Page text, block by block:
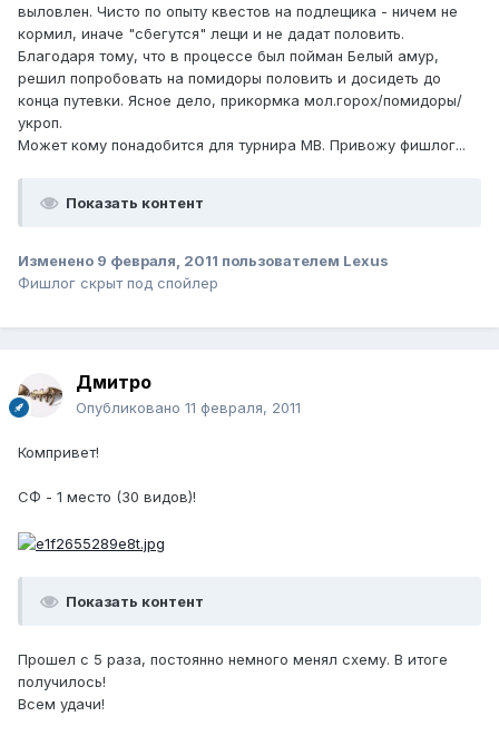
выловлен. Чисто по опыту квестов на подлещика - ничем не
кормил, иначе "сбегутся" лещи и не дадат половить.
Благодаря тому, что в процессе был пойман Белый амур,
решил попробовать на помидоры половить и досидеть до
конца путевки. Ясное дело, прикормка мол.горох/помидоры/
укроп.
Может кому понадобится для турнира МВ. Привожу фишлог...
Показать контент
Изменено 9 февраля, 2011 пользователем Lexus
Фишлог скрыт под спойлер
Дмитро
Опубликовано 11 февраля, 2011
Компривет!
СФ - 1 место (30 видов)!
Показать контент
Прошел с 5 раза, постоянно немного менял схему. В итоге
получилось!
Всем удачи!